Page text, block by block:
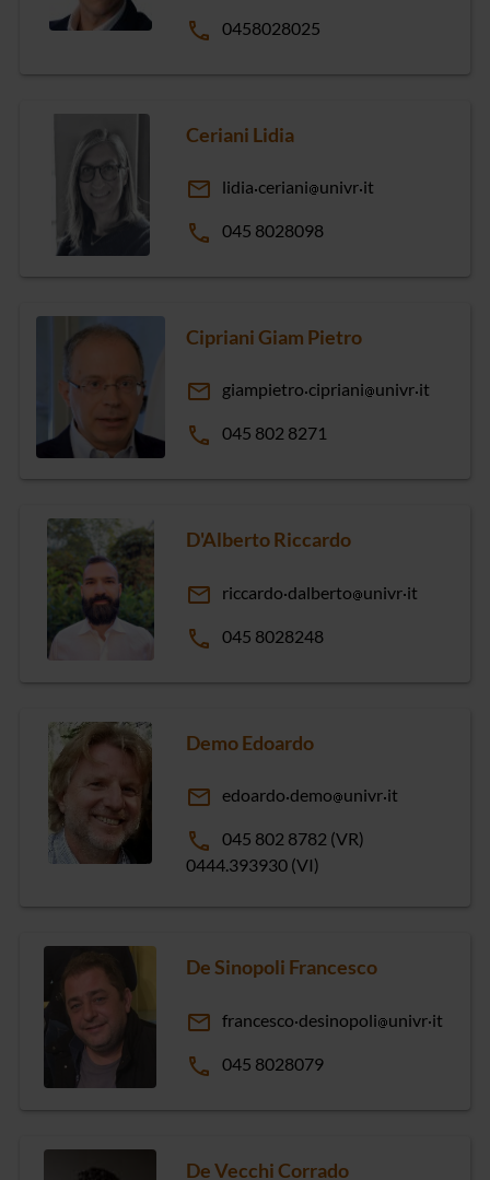
phone 0458028025
Ceriani Lidia
email lidia ceriani univr it
phone 045 8028098
Cipriani Giam Pietro
email giampietro cipriani univr it
phone 045 802 8271
D'Alberto Riccardo
email riccardo dalberto univr it
phone 045 8028248
Demo Edoardo
email edoardo demo univr it
phone
045 802 8782 (VR)
0444.393930 (VI)
De Sinopoli Francesco
email francesco desinopoli univr it
phone 045 8028079
De Vecchi Corrado